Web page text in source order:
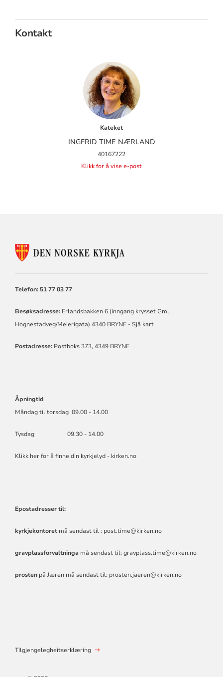
Kontakt
Kateket
INGFRID TIME NÆRLAND
40167222
Klikk for å vise e-post
FOR
Telefon: 51 77 03 77
Besøksadresse:Erlandsbakken 6 (inngang krysset Gml.
Hognestadveg/Meierigata) 4340 BRYNE - Sjå kart
Postadresse:Postboks 373, 4349 BRYNE
Åpningtid
Måndag til torsdag 09.00 - 14.00
Tysdag 09.30 - 14.00
Klikk her for å finne din kyrkjelyd - kirken.no
Epostadresser til:
kyrkjekontoretmå sendast til : post.time@kirken.no
gravplassforvaltningamå sendast til: gravplass.time@kirken.no
prostenpå Jæren må sendast til: prosten.jaeren@kirken.no
Tilgjengelegheitserklæring